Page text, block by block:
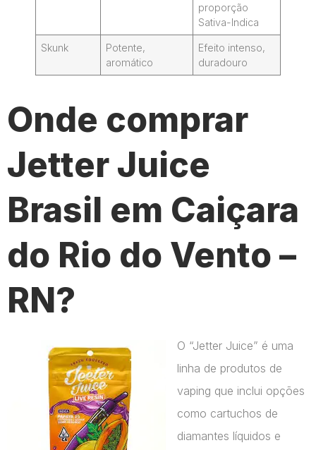
proporção
Sativa-Indica
Skunk
Potente,
aromático
Efeito intenso,
duradouro
Onde comprar
Jetter Juice
Brasil em Caiçara
do Rio do Vento –
RN?
O “Jetter Juice” é uma
linha de produtos de
vaping que inclui opções
como cartuchos de
diamantes líquidos e